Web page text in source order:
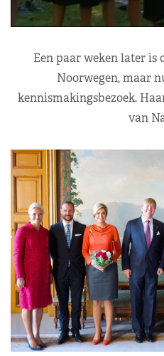
Een paar weken later
Noorwegen, maar
kennismakingsbezoek.
van